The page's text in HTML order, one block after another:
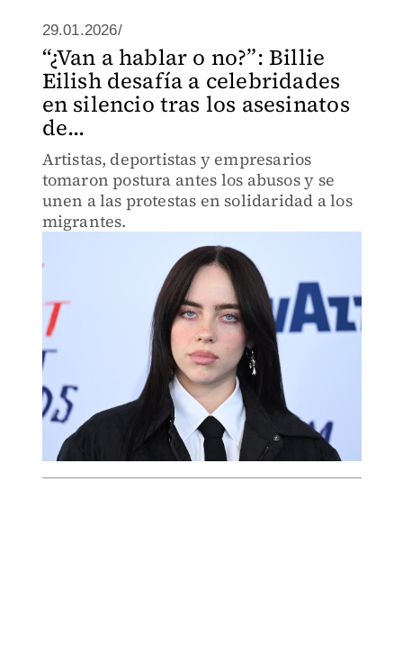
29.01.2026/
“¿Van a hablar o no?”: Billie
Eilish desafía a celebridades
en silencio tras los asesinatos
de...
Artistas, deportistas y empresarios
tomaron postura antes los abusos y se
unen a las protestas en solidaridad a los
migrantes.